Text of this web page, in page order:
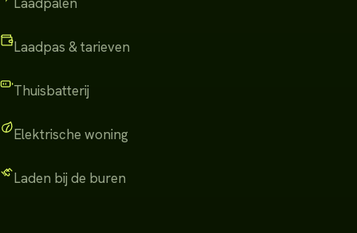
Laadpas & tarieven
Thuisbatterij
Elektrische woning
Laden bij de buren